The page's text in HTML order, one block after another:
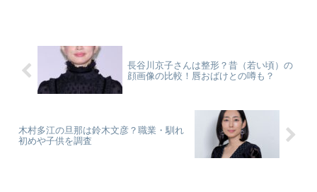
長谷川京子さんは整形？昔（若い頃）の
顔画像の比較！唇おばけとの噂も？
木村多江の旦那は鈴木文彦？職業・馴れ
初めや子供を調査